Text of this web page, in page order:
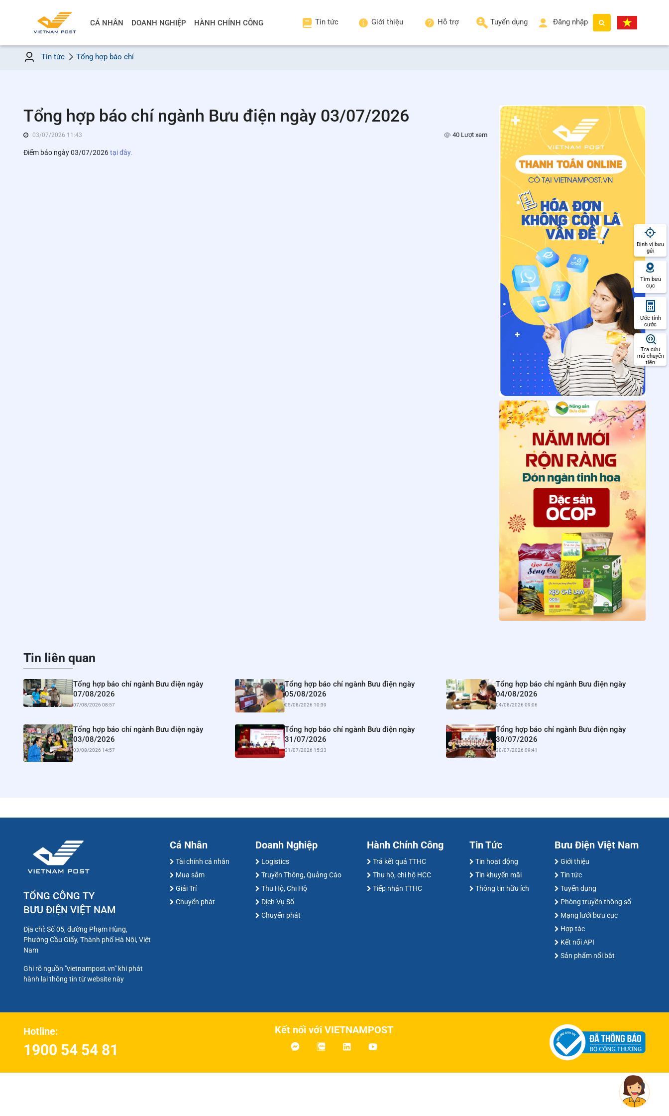
CÁ NHÂN DOANH NGHIỆP HÀNH CHÍNH CÔNG Tin tức Giới thiệu Hỗ trợ Tuyển dụng Đăng nhập
Tin tức Tổng hợp báo chí
Tổng hợp báo chí ngành Bưu điện ngày 03/07/2026
03/07/2026 11:43 40 Lượt xem
Điểm báo ngày 03/07/2026tại đây.
Tin liên quan
Tổng hợp báo chí ngành Bưu điện ngày
07/08/2026
07/08/2026 08:57
Tổng hợp báo chí ngành Bưu điện ngày
05/08/2026
05/08/2026 10:39
Tổng hợp báo chí ngành Bưu điện ngày
04/08/2026
04/08/2026 09:06
Tổng hợp báo chí ngành Bưu điện ngày
03/08/2026
03/08/2026 14:57
Tổng hợp báo chí ngành Bưu điện ngày
31/07/2026
31/07/2026 15:33
Tổng hợp báo chí ngành Bưu điện ngày
30/07/2026
30/07/2026 09:41
TỔNG CÔNG TY
BƯU ĐIỆN VIỆT NAM
Địa chỉ: Số 05, đường Phạm Hùng,
Phường Cầu Giấy, Thành phố Hà Nội, Việt
Nam
Ghi rõ nguồn "vietnampost.vn" khi phát
hành lại thông tin từ website này
Cá Nhân
Tài chính cá nhân
Mua sắm
Giải Trí
Chuyển phát
Doanh Nghiệp
Logistics
Truyền Thông, Quảng Cáo
Thu Hộ, Chi Hộ
Dịch Vụ Số
Chuyển phát
Hành Chính Công
Trả kết quả TTHC
Thu hộ, chi hộ HCC
Tiếp nhận TTHC
Tin Tức
Tin hoạt động
Tin khuyến mãi
Thông tin hữu ích
Bưu Điện Việt Nam
Giới thiệu
Tin tức
Tuyển dụng
Phòng truyền thông số
Mạng lưới bưu cục
Hợp tác
Kết nối API
Sản phẩm nổi bật
Hotline:
1900 54 54 81
Kết nối với VIETNAMPOST
Định vị bưu
gửi
Tìm bưu
cục
Ước tính
cước
Tra cứu
mã chuyển
tiền